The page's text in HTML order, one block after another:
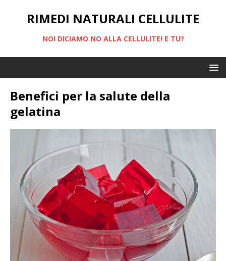
RIMEDI NATURALI CELLULITE
NOI DICIAMO NO ALLA CELLULITE! E TU?
Benefici per la salute della
gelatina